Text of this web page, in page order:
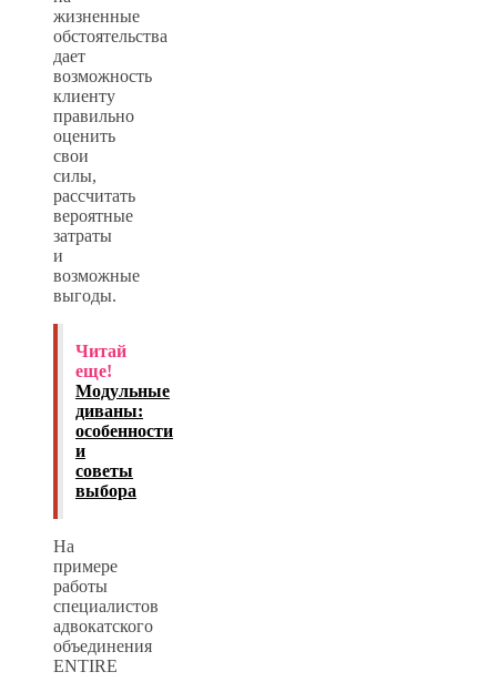
жизненные
обстоятельства
дает
возможность
клиенту
правильно
оценить
свои
силы,
рассчитать
вероятные
затраты
и
возможные
выгоды.
Читай
еще!
Модульные
диваны:
особенности
и
советы
выбора
На
примере
работы
специалистов
адвокатского
объединения
ENTIRE